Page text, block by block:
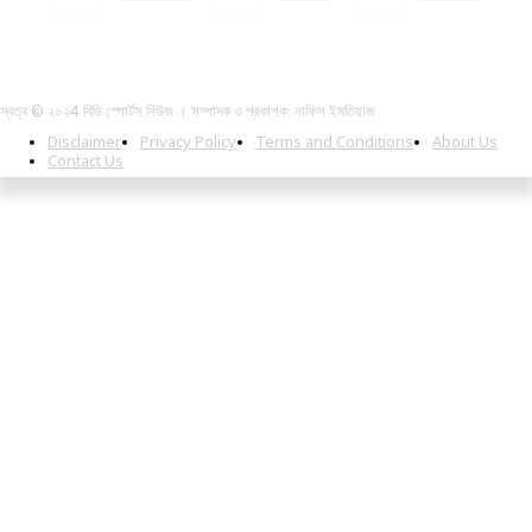
স্বত্ব © ২০২4 বিডি স্পোর্টস নিউজ । সম্পাদক ও প্রকাশক: নাফিস ইমতিয়াজ
Disclaimer Privacy Policy Terms and Conditions
About Us
Contact Us